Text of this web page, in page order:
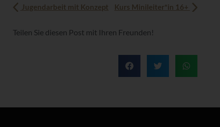
Jugendarbeit mit Konzept Kurs Minileiter*in 16+
Teilen Sie diesen Post mit Ihren Freunden!